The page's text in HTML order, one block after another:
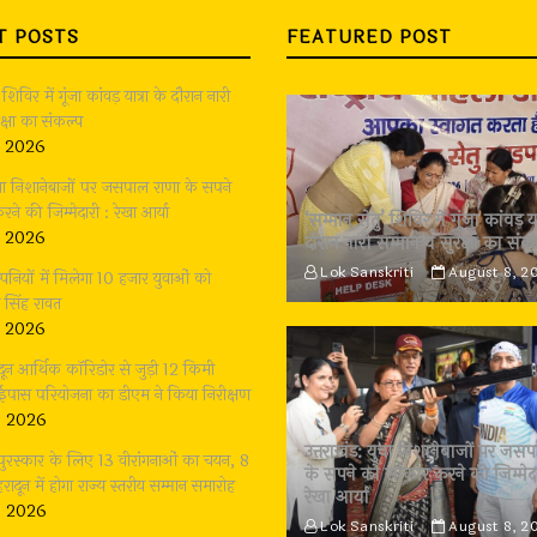
POSTS
में गूंजा कांवड़ यात्रा के दौरान नारी
का संकल्प
2026
निशानेबाजों पर जसपाल राणा के सपने
की जिम्मेदारी : रेखा आर्या
2026
में मिलेगा 10 हजार युवाओं को
रावत
2026
आर्थिक कॉरिडोर से जुड़ी 12 किमी
परियोजना का डीएम ने किया निरीक्षण
2026
के लिए 13 वीरांगनाओं का चयन, 8
में होगा राज्य स्तरीय सम्मान समारोह
2026
FEATURED POST
‘सम्मान सेतु’ शिविर में गूंजा कांवड़
दौरान नारी सम्मान व सुरक्षा का
Lok Sanskriti August 8,
उत्तराखंड: युवा निशानेबाजों पर
के सपने को साकार करने की
रेखा आर्या
Lok Sanskriti August 8,